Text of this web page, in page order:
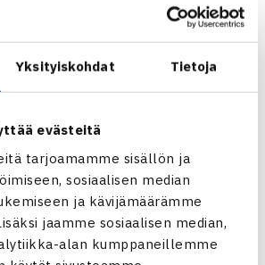
Yksityiskohdat Tietoja
evästeitä
tarjoamamme sisällön ja
sosiaalisen median
ja kävijämäärämme
jaamme sosiaalisen median,
alan kumppaneillemme
(4.kateg.)
Sigsgaard Tanska (4.) 62 63